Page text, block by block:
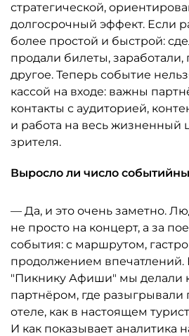
стратегической,
долгосрочный эффект. Если
более простой и быстрой:
продали билеты,
другое. Теперь событие
кассой на входе: важны
контакты с аудиторией,
и работа на весь жизненный
зрителя.
Выросло ли число
— Да, и это очень заметно.
не просто на концерт, а за
события: с маршрутом,
продолжением впечатлений.
"Пикнику Афиши" мы делали
партнёром, где
отеле, как в настоящем
И как показывает аналитика